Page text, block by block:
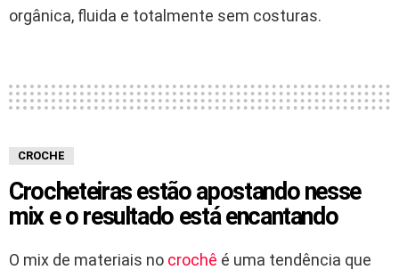
orgânica, fluida e totalmente sem costuras.
CROCHE
Crocheteiras estão apostando nesse
mix e o resultado está encantando
O mix de materiais no crochê é uma tendência que